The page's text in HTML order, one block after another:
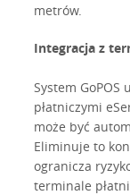
metrów.
Integracja z
System
płatniczymi
może być
Eliminuje to
ogranicza
terminale